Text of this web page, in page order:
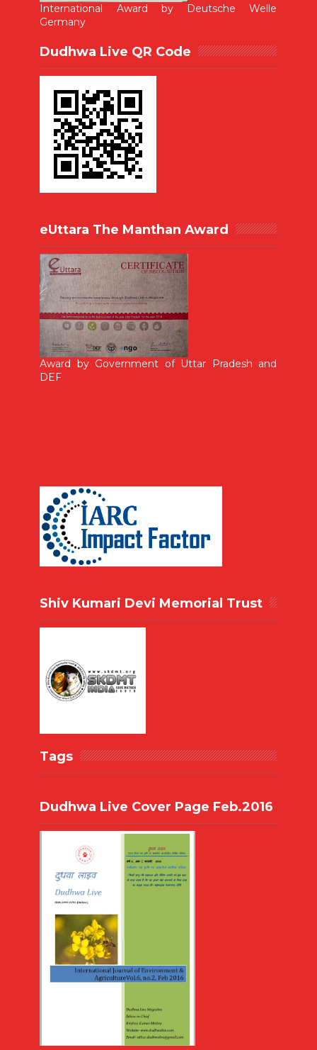
International Award by Deutsche Welle
Germany
Dudhwa Live QR Code
eUttara The Manthan Award
Award by Government of Uttar Pradesh and
DEF
Shiv Kumari Devi Memorial Trust
Tags
Dudhwa Live Cover Page Feb.2016